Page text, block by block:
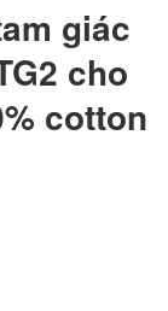
giác
cho
cotton